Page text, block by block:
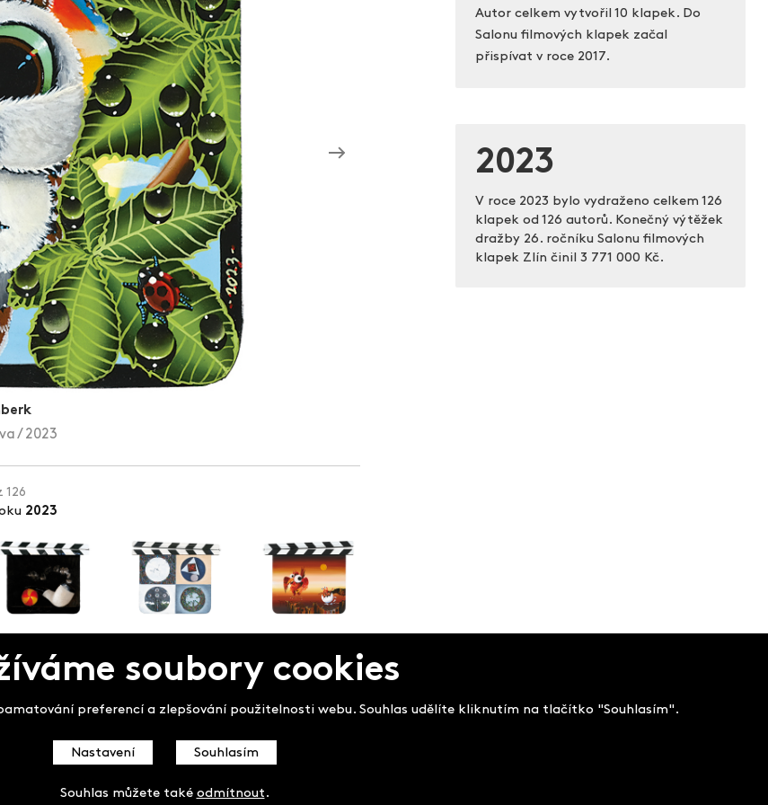
/ 2023
126
2023
Autor celkem vytvořil 10 klapek. Do
Salonu filmových klapek začal
přispívat v roce 2017.
2023
V roce 2023 bylo vydraženo celkem 126
klapek od 126 autorů. Konečný výtěžek
dražby 26. ročníku Salonu filmových
klapek Zlín činil 3 771 000 Kč.
soubory cookies
preferencí a zlepšování použitelnosti webu. Souhlas udělíte kliknutím na tlačítko "Souhlasím".
Nastavení Souhlasím
Souhlas můžete také odmítnout .